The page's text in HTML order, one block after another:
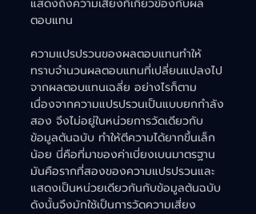
แสดงถึงความเสี่ยงที่เกี่ยวข้องกับผล
ตอบแทน
ความแปรปรวนของผลตอบแทนทำให้
ทราบจำนวนผลตอบแทนที่เปลี่ยนแปลงไป
จากผลตอบแทนเฉลี่ย อย่างไรก็ตาม
เนื่องจากความแปรปรวนเป็นแบบยกกำลัง
สอง จึงไม่อยู่ในหน่วยการวัดเดียวกับ
ข้อมูลต้นฉบับ ทำให้ตีความได้ยากขึ้นเล็ก
น้อย นี่คือที่มาของค่าเบี่ยงเบนมาตรฐาน
มันคือรากที่สองของความแปรปรวนและ
แสดงเป็นหน่วยเดียวกันกับข้อมูลต้นฉบับ
ดังนั้นจึงมักใช้เป็นการวัดความเสี่ยง